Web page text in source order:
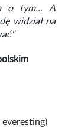
o tym... A
widział na